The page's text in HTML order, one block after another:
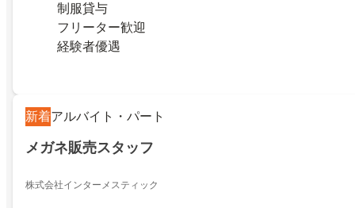
制服貸与
フリーター歓迎
経験者優遇
新着アルバイト・パート
メガネ販売スタッフ
株式会社インターメスティック